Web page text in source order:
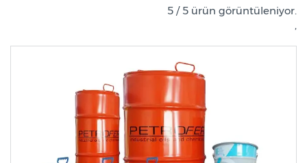
5 / 5 ürün görüntüleniyor.
,